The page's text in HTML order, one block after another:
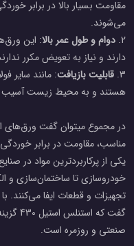
مقاومت بسیار بالا در برابر
می‌شوند.
2. دوام و طول عمر بالا: این
دارند و نیاز به تعویض مکرر
3. قابلیت بازیافت
هستند و به محیط زیست آسیب
مناسب، مقاومت در برابر
یکی از پرکاربردترین مواد در
خودروسازی تا ساختمان‌سازی و
تجهیزات و قطعات ایفا می‌کنند.
گفت
صنعتی و روزمره است.